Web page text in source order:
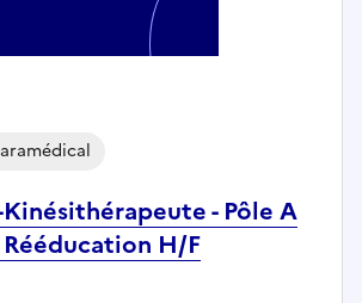
Kinésithérapeute - Pôle A
H/F